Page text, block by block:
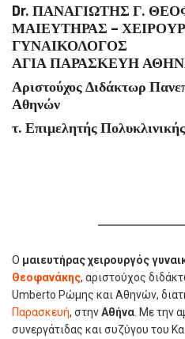
Dr. ΠΑΝΑΓΙΩΤΗΣ Γ.
ΜΑΙΕΥΤΗΡΑΣ –
ΓΥΝΑΙΚΟΛΟΓΟΣ
ΑΓΙΑ ΠΑΡΑΣΚΕΥΗ
Αριστούχος Διδάκτωρ
Αθηνών
τ. Επιμελητής
Ο μαιευτήρας χειρουργός
Θεοφανάκης, αριστούχος
Umberto Ρώμης και Αθηνών,
Παρασκευή, στηνΑθήνα . Με την
συνεργάτιδας και συζύγου του